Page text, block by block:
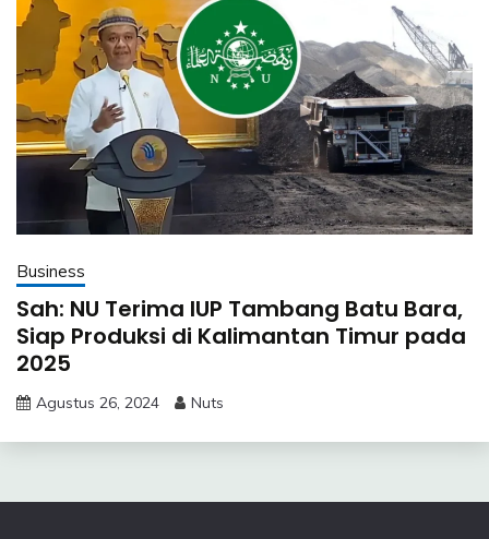
Business
Sah: NU Terima IUP Tambang Batu Bara,
Siap Produksi di Kalimantan Timur pada
2025
Agustus 26, 2024 Nuts